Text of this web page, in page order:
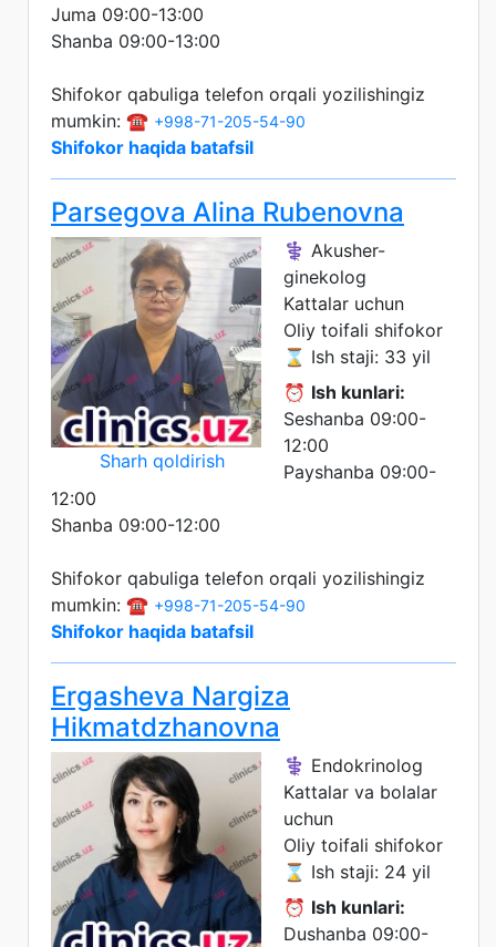
Juma 09:00-13:00
Shanba 09:00-13:00
Shifokor qabuliga telefon orqali yozilishingiz
mumkin: ☎️ +998-71-205-54-90
Shifokor haqida batafsil
Parsegova Alina Rubenovna
Sharh qoldirish
⚕️ Akusher-
ginekolog
Kattalar uchun
Oliy toifali shifokor
⌛ Ish staji: 33 yil
⏰ Ish kunlari:
Seshanba 09:00-
12:00
Payshanba 09:00-
12:00
Shanba 09:00-12:00
Shifokor qabuliga telefon orqali yozilishingiz
mumkin: ☎️ +998-71-205-54-90
Shifokor haqida batafsil
Ergasheva Nargiza
Hikmatdzhanovna
⚕️ Endokrinolog
Kattalar va bolalar
uchun
Oliy toifali shifokor
⌛ Ish staji: 24 yil
⏰ Ish kunlari:
Dushanba 09:00-